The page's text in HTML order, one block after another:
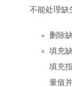
不能处理缺
删除
填充
填充
量值